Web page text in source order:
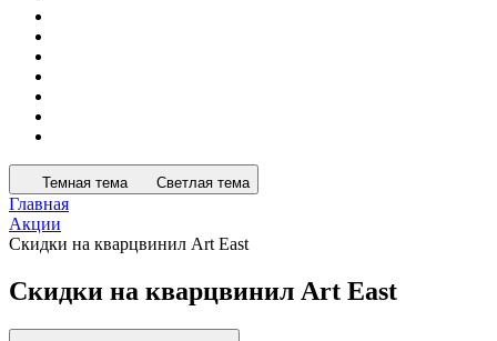
Темная тема Светлая тема
Главная
Акции
Скидки на кварцвинил Art East
Скидки на кварцвинил Art East